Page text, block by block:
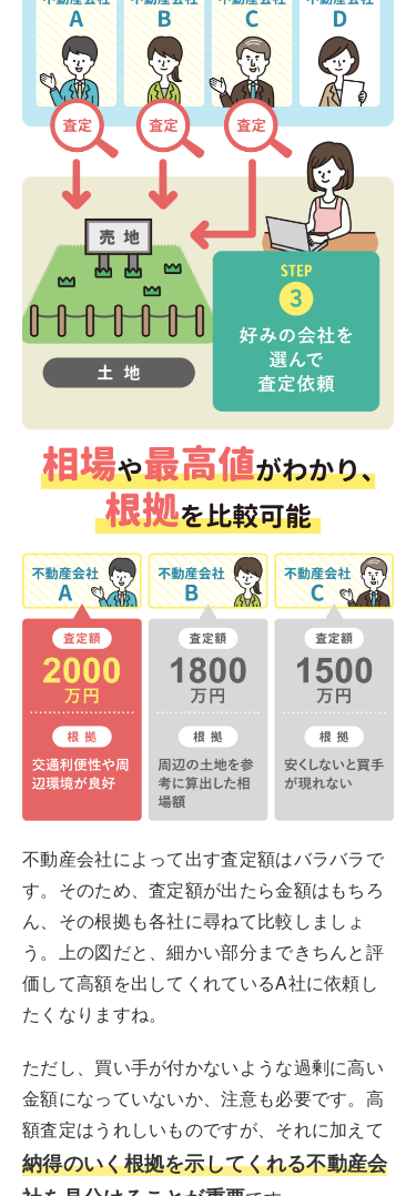
不動産会社によって出す査定額はバラバラで
す。そのため、査定額が出たら金額はもちろ
ん、その根拠も各社に尋ねて比較しましょ
う。上の図だと、細かい部分まできちんと評
価して高額を出してくれているA社に依頼し
たくなりますね。
ただし、買い手が付かないような過剰に高い
金額になっていないか、注意も必要です。高
額査定はうれしいものですが、それに加えて
納得のいく根拠を示してくれる不動産会